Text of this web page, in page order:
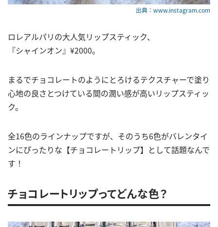
出典：www.instagram.com
ロレアルパリの大人気リップスティック、
『シャインオン』¥2000。
まるでチョコレートのようにとろけるテクスチャーで塗り
心地の良さとつけている間の潤い感が高いリップスティッ
ク。
全16色のラインナップですが、そのうち6色がバレンタイ
ンにぴったりな【チョコレートリップ】として話題なんで
す！
チョコレートリップってどんな色？